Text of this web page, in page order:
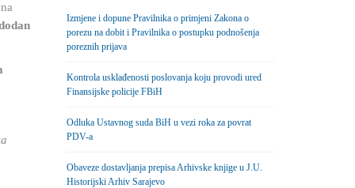
Izmjene i dopune Pravilnika o primjeni Zakona o
porezu na dobit i Pravilnika o postupku podnošenja
poreznih prijava
Kontrola usklađenosti poslovanja koju provodi ured
Finansijske policije FBiH
Odluka Ustavnog suda BiH u vezi roka za povrat
PDV-a
Obaveze dostavljanja prepisa Arhivske knjige u J.U.
Historijski Arhiv Sarajevo